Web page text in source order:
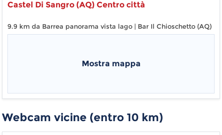
Castel Di Sangro (AQ) Centro città
9.9 km da Barrea panorama vista lago | Bar Il Chioschetto (AQ)
Mostra mappa
Webcam vicine (entro 10 km)